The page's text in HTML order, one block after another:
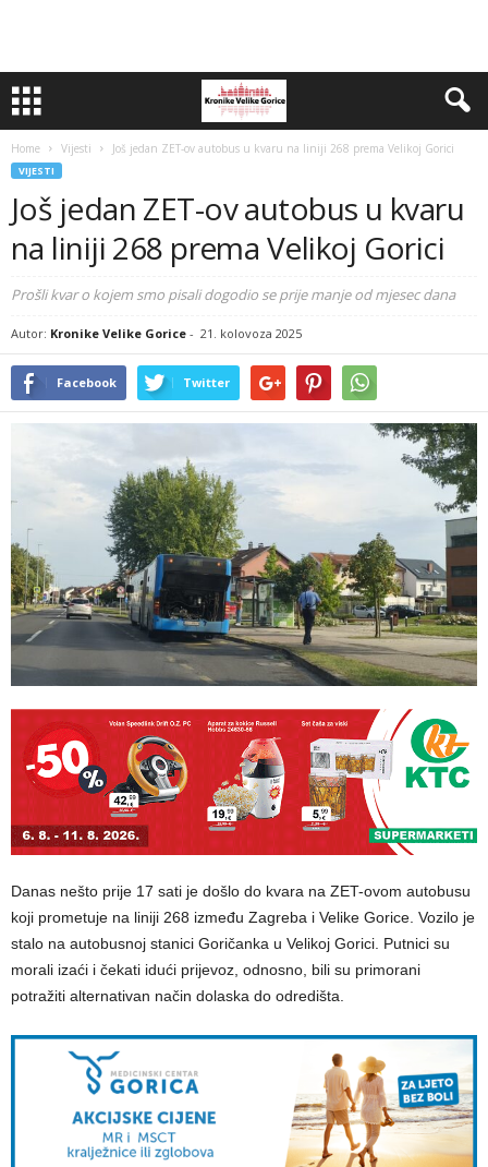
Home Vijesti Još jedan ZET-ov autobus u kvaru na liniji 268 prema Velikoj Gorici
VIJESTI
Još jedan ZET-ov autobus u kvaru
na liniji 268 prema Velikoj Gorici
Prošli kvar o kojem smo pisali dogodio se prije manje od mjesec dana
Autor: Kronike Velike Gorice - 21. kolovoza 2025
Facebook Twitter
Danas nešto prije 17 sati je došlo do kvara na ZET-ovom autobusu
koji prometuje na liniji 268 između Zagreba i Velike Gorice. Vozilo je
stalo na autobusnoj stanici Goričanka u Velikoj Gorici. Putnici su
morali izaći i čekati idući prijevoz, odnosno, bili su primorani
potražiti alternativan način dolaska do odredišta.